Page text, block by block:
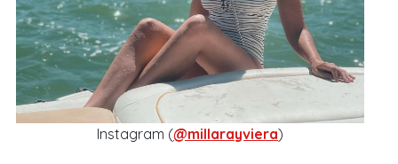
Instagram (@millarayviera)